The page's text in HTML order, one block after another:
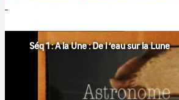
Séq 1 : A la Une : De l ’eau sur la Lune